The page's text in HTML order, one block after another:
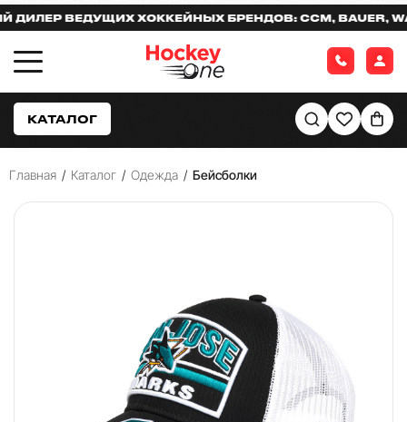
ВЕДУЩИХ ХОККЕЙНЫХ БРЕНДОВ: CCM, BAUER,
КАТАЛОГ
Главная / Каталог / Одежда / Бейсболки